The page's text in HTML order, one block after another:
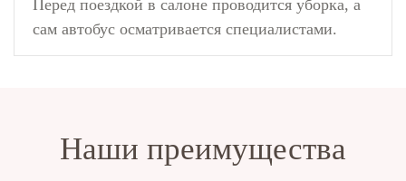
Перед поездкой в салоне проводится уборка, а
сам автобус осматривается специалистами.
Наши преимущества